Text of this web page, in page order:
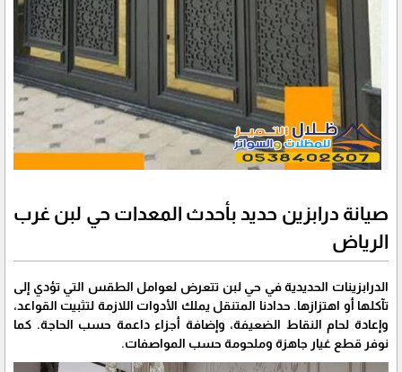
صيانة درابزين حديد بأحدث المعدات حي لبن غرب
الرياض
الدرابزينات الحديدية في حي لبن تتعرض لعوامل الطقس التي تؤدي إلى
تآكلها أو اهتزازها. حدادنا المتنقل يملك الأدوات اللازمة لتثبيت القواعد،
وإعادة لحام النقاط الضعيفة، وإضافة أجزاء داعمة حسب الحاجة. كما
نوفر قطع غيار جاهزة وملحومة حسب المواصفات.